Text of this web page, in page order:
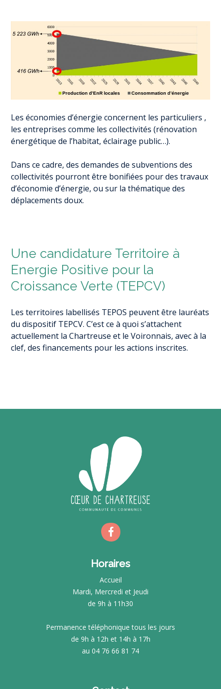
Les économies d’énergie concernent les particuliers ,
les entreprises comme les collectivités (rénovation
énergétique de l’habitat, éclairage public…).
Dans ce cadre, des demandes de subventions des
collectivités pourront être bonifiées pour des travaux
d’économie d’énergie, ou sur la thématique des
déplacements doux.
Une candidature Territoire à
Energie Positive pour la
Croissance Verte (TEPCV)
Les territoires labellisés TEPOS peuvent être lauréats
du dispositif TEPCV. C’est ce à quoi s’attachent
actuellement la Chartreuse et le Voironnais, avec à la
clef, des financements pour les actions inscrites.
Horaires
Accueil
Mardi, Mercredi et Jeudi
de 9h à 11h30
Permanence téléphonique tous les jours
de 9h à 12h et 14h à 17h
au 04 76 66 81 74